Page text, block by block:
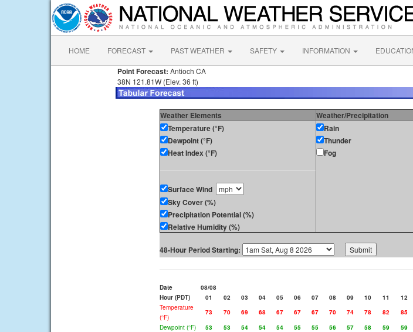
HOME FORECAST PAST WEATHER SAFETY INFORMATION
Point Forecast: Antioch CA
38N 121.81W (Elev. 36 ft)
Weather Elements
Weather/Precipitation
Temperature (°F)
Dewpoint (°F)
Heat Index (°F)
Surface Wind
Sky Cover (%)
Precipitation Potential (%)
Relative Humidity (%)
Rain
Thunder
Fog
48-Hour Period Starting:
Date 08/08
Hour (PDT)
01 02 03 04 05 06 07 08 09 10 11 12
Temperature
(°F)
73 70 69 68 67 67 67 70 74 78 82 85
Dewpoint (°F)
53 53 54 54 54 55 55 56 57 58 59 59